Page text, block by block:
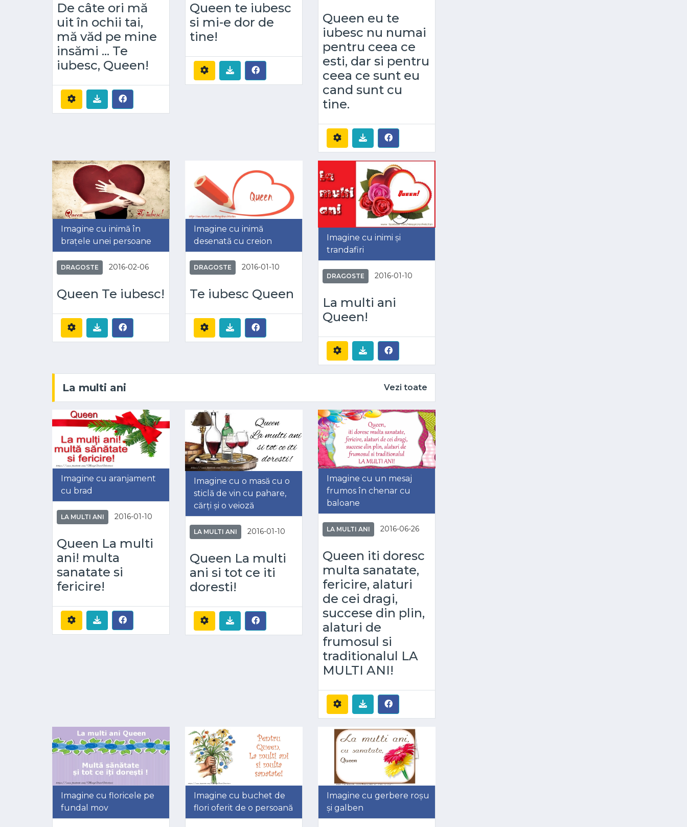
De câte ori mă
uit în ochii tai,
mă văd pe mine
insămi ... Te
iubesc, Queen!
Queen te iubesc
si mi-e dor de
tine!
Queen eu te
iubesc nu numai
pentru ceea ce
esti, dar si pentru
ceea ce sunt eu
cand sunt cu
tine.
Imagine cu inimă în
brațele unei persoane
DRAGOSTE 2016-02-06
Queen Te iubesc!
Imagine cu inimă
desenată cu creion
DRAGOSTE 2016-01-10
Te iubesc Queen
Imagine cu inimi și
trandafiri
DRAGOSTE 2016-01-10
La multi ani
Queen!
La multi ani Vezi toate
Imagine cu aranjament
cu brad
LA MULTI ANI 2016-01-10
Queen La multi
ani! multa
sanatate si
fericire!
Imagine cu o masă cu o
sticlă de vin cu pahare,
cărți și o veioză
LA MULTI ANI 2016-01-10
Queen La multi
ani si tot ce iti
doresti!
Imagine cu un mesaj
frumos în chenar cu
baloane
LA MULTI ANI 2016-06-26
Queen iti doresc
multa sanatate,
fericire, alaturi
de cei dragi,
succese din plin,
alaturi de
frumosul si
traditionalul LA
MULTI ANI!
Imagine cu floricele pe
fundal mov
Imagine cu buchet de
flori oferit de o persoană
Imagine cu gerbere roșu
și galben